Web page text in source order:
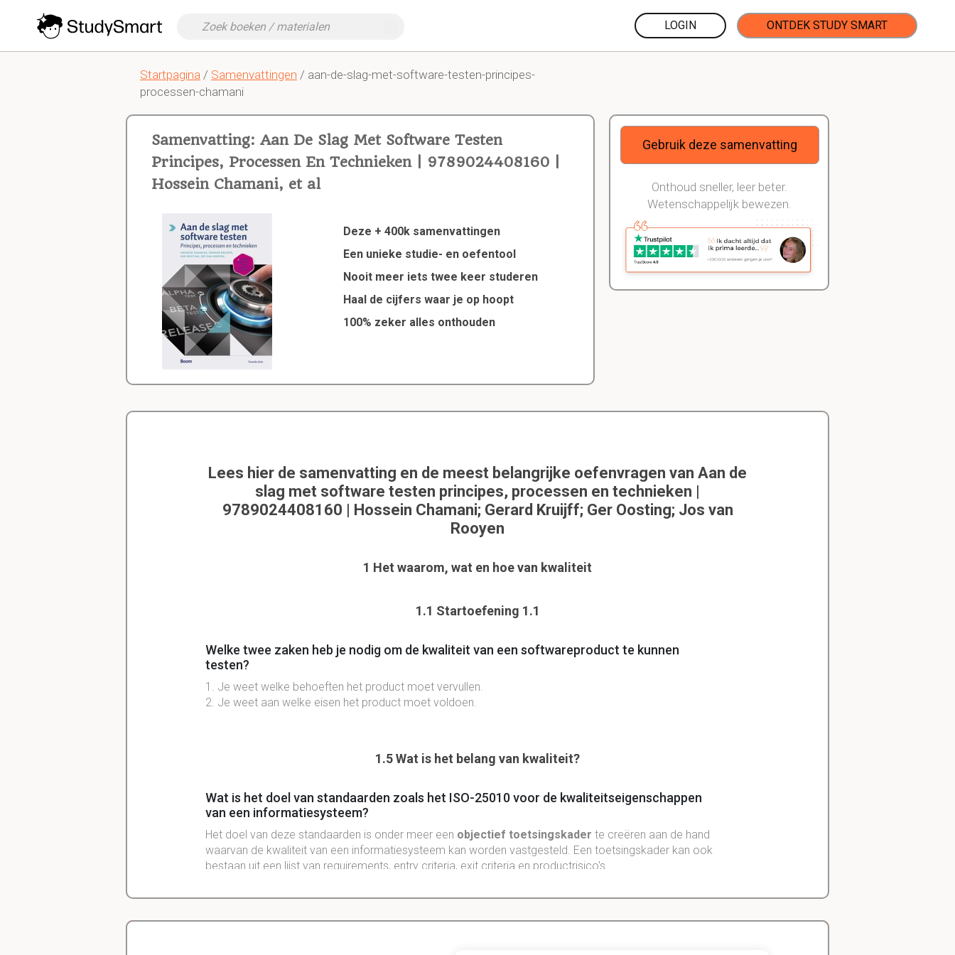
LOGIN ONTDEK STUDY SMART
Startpagina / Samenvattingen / aan-de-slag-met-software-testen-principes-
processen-chamani
Samenvatting: Aan De Slag Met Software Testen
Principes, Processen En Technieken | 9789024408160 |
Hossein Chamani, et al
Deze + 400k samenvattingen
Een unieke studie- en oefentool
Nooit meer iets twee keer studeren
Haal de cijfers waar je op hoopt
100% zeker alles onthouden
Gebruik deze samenvatting
Onthoud sneller, leer beter.
Wetenschappelijk bewezen.
Lees hier de samenvatting en de meest belangrijke oefenvragen van Aan de
slag met software testen principes, processen en technieken |
9789024408160 | Hossein Chamani; Gerard Kruijff; Ger Oosting; Jos van
Rooyen
1 Het waarom, wat en hoe van kwaliteit
1.1 Startoefening 1.1
Welke twee zaken heb je nodig om de kwaliteit van een softwareproduct te kunnen
testen?
1. Je weet welke behoeften het product moet vervullen.
2. Je weet aan welke eisen het product moet voldoen.
1.5 Wat is het belang van kwaliteit?
Wat is het doel van standaarden zoals het ISO-25010 voor de kwaliteitseigenschappen
van een informatiesysteem?
Het doel van deze standaarden is onder meer een objectief toetsingskader te creëren aan de hand
waarvan de kwaliteit van een informatiesysteem kan worden vastgesteld. Een toetsingskader kan ook
bestaan uit een lijst van requirements, entry criteria, exit criteria en productrisico's.
1.7 Hoe bepaal je de kwaliteit?